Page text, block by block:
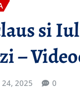
si
–
24, 2025 0